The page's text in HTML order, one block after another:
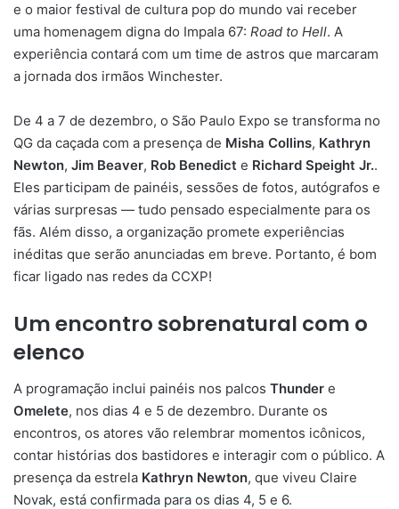
e o maior festival de cultura pop do mundo vai receber
uma homenagem digna do Impala 67: Road to Hell. A
experiência contará com um time de astros que marcaram
a jornada dos irmãos Winchester.
De 4 a 7 de dezembro, o São Paulo Expo se transforma no
QG da caçada com a presença de Misha Collins, Kathryn
Newton, Jim Beaver, Rob Benedict e Richard Speight Jr..
Eles participam de painéis, sessões de fotos, autógrafos e
várias surpresas — tudo pensado especialmente para os
fãs. Além disso, a organização promete experiências
inéditas que serão anunciadas em breve. Portanto, é bom
ficar ligado nas redes da CCXP!
Um encontro sobrenatural com o
elenco
A programação inclui painéis nos palcos Thunder e
Omelete, nos dias 4 e 5 de dezembro. Durante os
encontros, os atores vão relembrar momentos icônicos,
contar histórias dos bastidores e interagir com o público. A
presença da estrela Kathryn Newton, que viveu Claire
Novak, está confirmada para os dias 4, 5 e 6.